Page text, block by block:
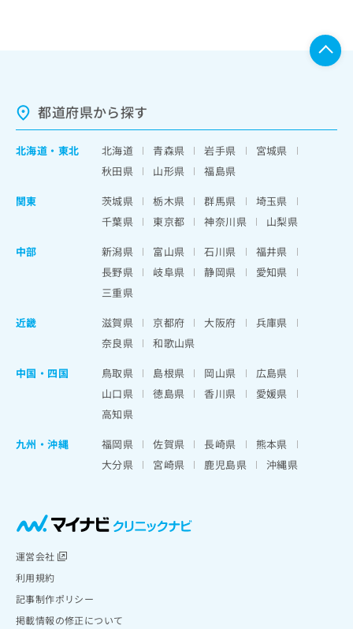
都道府県から探す
北海道 ・ 東北 北海道 青森県 岩手県
宮城県
秋田県
山形県
福島県
関東
茨城県 栃木県 群馬県
埼玉県
千葉県
東京都 神奈川県
山梨県
中部
新潟県 富山県 石川県
福井県
長野県
岐阜県 静岡県
愛知県
三重県
近畿
滋賀県 京都府 大阪府
兵庫県
奈良県
和歌山県
中国・四国
鳥取県 島根県 岡山県
広島県
山口県
徳島県 香川県
愛媛県
高知県
九州・沖縄
福岡県 佐賀県 長崎県
熊本県
大分県
宮崎県 鹿児島県 沖縄県
運営会社
利用規約
記事制作ポリシー
掲載情報の修正について